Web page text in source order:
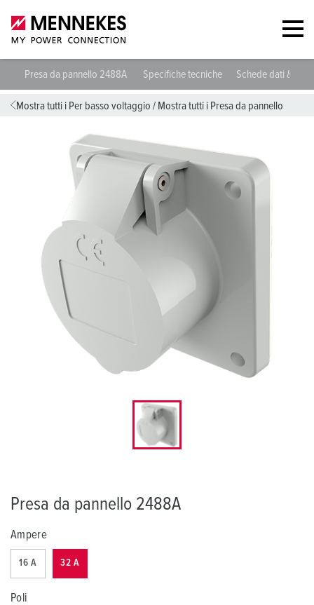
Presa da pannello 2488A Specifiche tecniche Schede dati &
Mostra tutti i Per basso voltaggio / Mostra tutti i Presa da pannello
Presa da pannello 2488A
Ampere
16 A 32 A
Poli